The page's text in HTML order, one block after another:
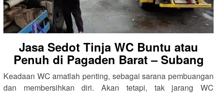
Jasa Sedot Tinja WC Buntu atau
Penuh di Pagaden Barat – Subang
Keadaan WC amatlah penting, sebagai sarana pembuangan
dan membersihkan diri. Akan tetapi, tak jarang WC